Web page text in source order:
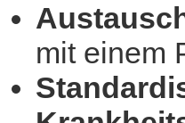
mit einem